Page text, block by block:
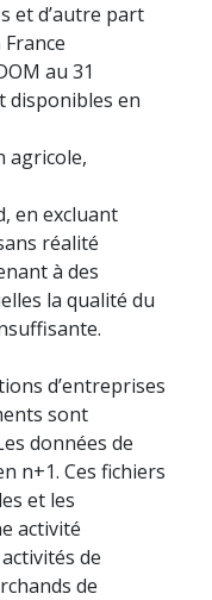
et d’autre part
au 31
disponibles en
agricole,
en excluant
réalité
à des
la qualité du
d’entreprises
sont
données de
n+1. Ces fichiers
et les
activité
de
de